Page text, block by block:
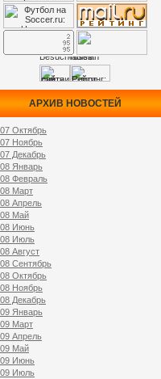
АРХИВ НОВОСТЕЙ
Октябрь
Ноябрь
Декабрь
Январь
Февраль
Март
Апрель
Май
Июнь
Июль
Август
Сентябрь
Октябрь
Ноябрь
Декабрь
Январь
Март
Апрель
Май
Июнь
Июль